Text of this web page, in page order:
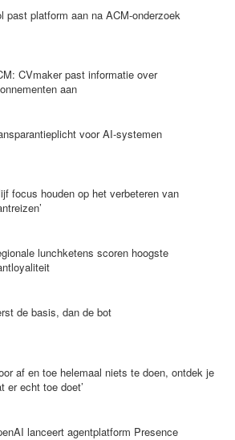
past platform aan na ACM-onderzoek
CVmaker past informatie over
aan
voor AI-systemen
focus houden op het verbeteren van
lunchketens scoren hoogste
de basis, dan de bot
af en toe helemaal niets te doen, ontdek je
er echt toe doet’
lanceert agentplatform Presence